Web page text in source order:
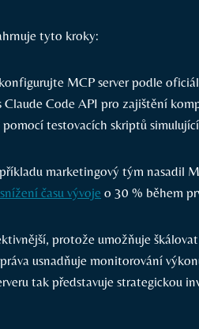
tyto kroky:
MCP⁣ server podle
Claude Code API⁤ pro zajištění
testovacích skriptů
marketingový ⁣tým nasadil
času ⁣vývoje o 30 % během
protože umožňuje
usnadňuje monitorování
tak představuje strategickou